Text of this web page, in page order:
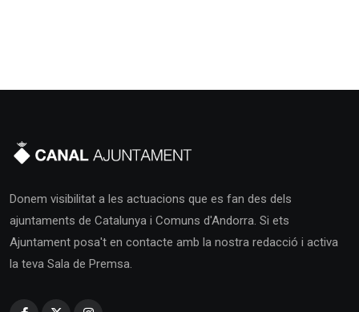
Donem visibilitat a les actuacions que es fan des dels
ajuntaments de Catalunya i Comuns d'Andorra. Si ets
Ajuntament posa't en contacte amb la nostra redacció i activa
la teva Sala de Premsa.